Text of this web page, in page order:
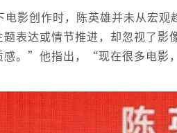
电影创作时，陈英雄并未从宏
题表达或情节推进，却忽视了
感。”他指出，“现在很多电影